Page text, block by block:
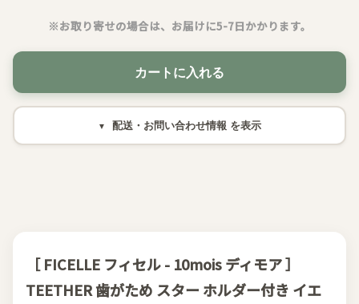
※お取り寄せの場合は、お届けに5-7日かかります。
カートに入れる
配送・お問い合わせ情報
［ FICELLE フィセル - 10mois ディモア ］
TEETHER 歯がため スター ホルダー付き イエ